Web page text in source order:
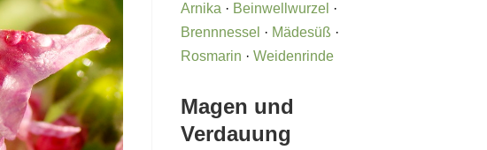
Arnika · Beinwellwurzel ·
Brennnessel · Mädesüß ·
Rosmarin · Weidenrinde
Magen und
Verdauung